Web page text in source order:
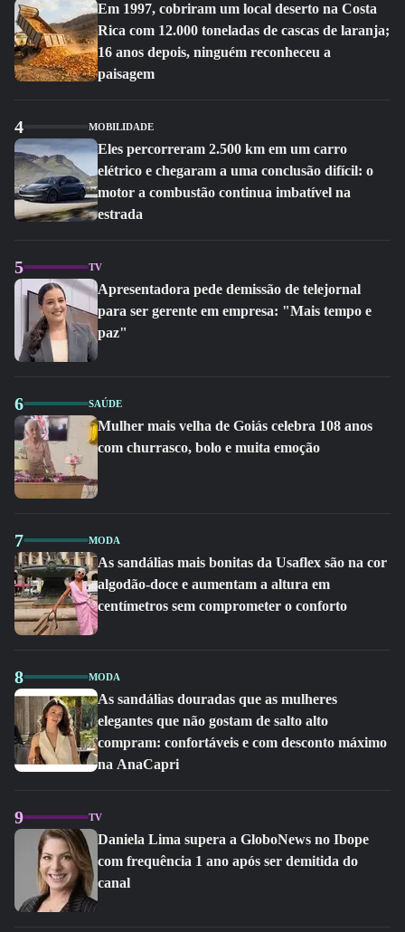
Em 1997, cobriram um local deserto na Costa
Rica com 12.000 toneladas de cascas de laranja;
16 anos depois, ninguém reconheceu a
paisagem
4 MOBILIDADE
Eles percorreram 2.500 km em um carro
elétrico e chegaram a uma conclusão difícil: o
motor a combustão continua imbatível na
estrada
5 TV
Apresentadora pede demissão de telejornal
para ser gerente em empresa: "Mais tempo e
paz"
6 SAÚDE
Mulher mais velha de Goiás celebra 108 anos
com churrasco, bolo e muita emoção
7 MODA
As sandálias mais bonitas da Usaflex são na cor
algodão-doce e aumentam a altura em
centímetros sem comprometer o conforto
8 MODA
As sandálias douradas que as mulheres
elegantes que não gostam de salto alto
compram: confortáveis e com desconto máximo
na AnaCapri
9 TV
Daniela Lima supera a GloboNews no Ibope
com frequência 1 ano após ser demitida do
canal